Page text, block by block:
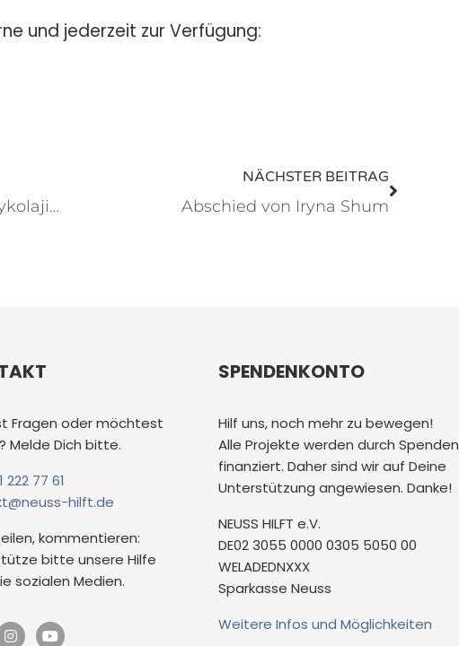
und jederzeit zur Verfügung:
Ab nach Odessa, Cherson und Mykolajiw: Wichtige Hilfe für ältere Menschen in Not
NÄCHSTER BEITRAG
Abschied von Iryna Shum
Fragen oder möchtest
Melde Dich bitte.
222 77 61
hilft.de
kommentieren:
bitte unsere Hilfe
sozialen Medien.
SPENDENKONTO
Hilf uns, noch mehr zu bewegen!
Alle Projekte werden durch Spenden
finanziert. Daher sind wir auf Deine
Unterstützung angewiesen. Danke!
NEUSS HILFT e.V.
DE02 3055 0000 0305 5050 00
WELADEDNXXX
Sparkasse Neuss
Weitere Infos und Möglichkeiten